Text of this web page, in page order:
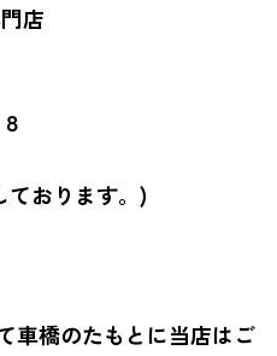
店
ます。)
車橋のたもとに当店はご